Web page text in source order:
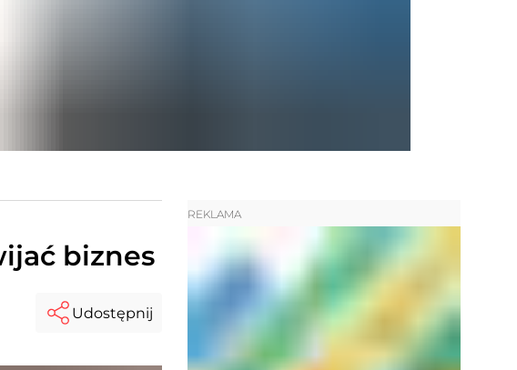
biznes
Udostępnij
REKLAMA